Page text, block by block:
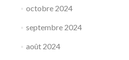
octobre 2024
septembre 2024
août 2024